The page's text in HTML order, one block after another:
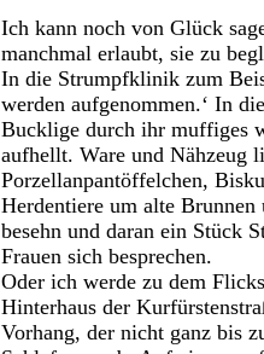
Ich kann noch von Glück
manchmal erlaubt, sie zu
In die Strumpfklinik zum
werden aufgenommen.‘ In
Bucklige durch ihr muffiges
aufhellt. Ware und Nähzeug
Porzellanpantöffelchen,
Herdentiere um alte
besehn und daran ein Stück
Frauen sich besprechen.
Oder ich werde zu dem
Hinterhaus der
Vorhang, der nicht ganz bis